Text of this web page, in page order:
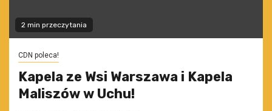
2 min przeczytania
CDN poleca!
Kapela ze Wsi Warszawa i Kapela
Maliszów w Uchu!